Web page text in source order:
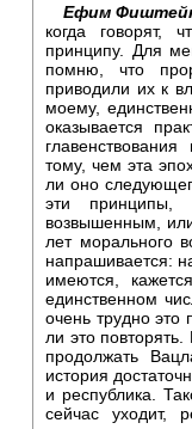
Ефим
когда говорят,
принципу. Для
помню, что
приводили их к
моему,
оказывается
тому, чем эта
ли оно
эти
возвышенным,
лет морального
напрашивается:
имеются,
единственном
очень трудно это
ли это
продолжать
история
и республика.
сейчас уходит,